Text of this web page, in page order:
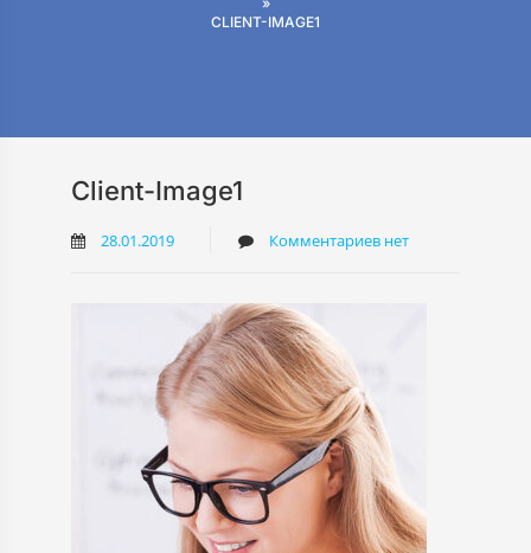
CLIENT-IMAGE1
Client-Image1
28.01.2019 Комментариев нет